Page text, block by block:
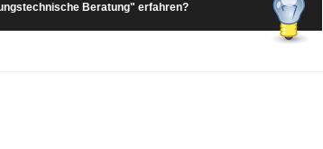
Beratung" erfahren?